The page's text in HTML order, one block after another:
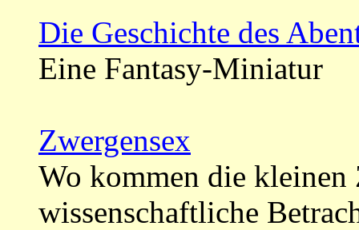
Die Geschichte des
Eine Fantasy-Miniatur
Zwergensex
Wo kommen die kleinen
wissenschaftliche